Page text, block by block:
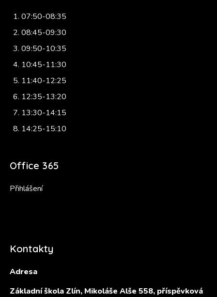
07:50-08:35
08:45-09:30
09:50-10:35
10:45-11:30
11:40-12:25
12:35-13:20
13:30-14:15
14:25-15:10
Office 365
Přihlášení
Kontakty
Adresa
Základní škola Zlín, Mikoláše Alše 558, příspěvková